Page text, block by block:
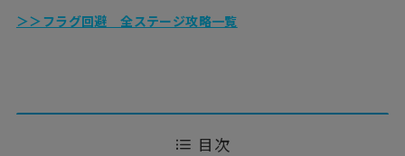
＞＞フラグ回避 全ステージ攻略一覧
目次